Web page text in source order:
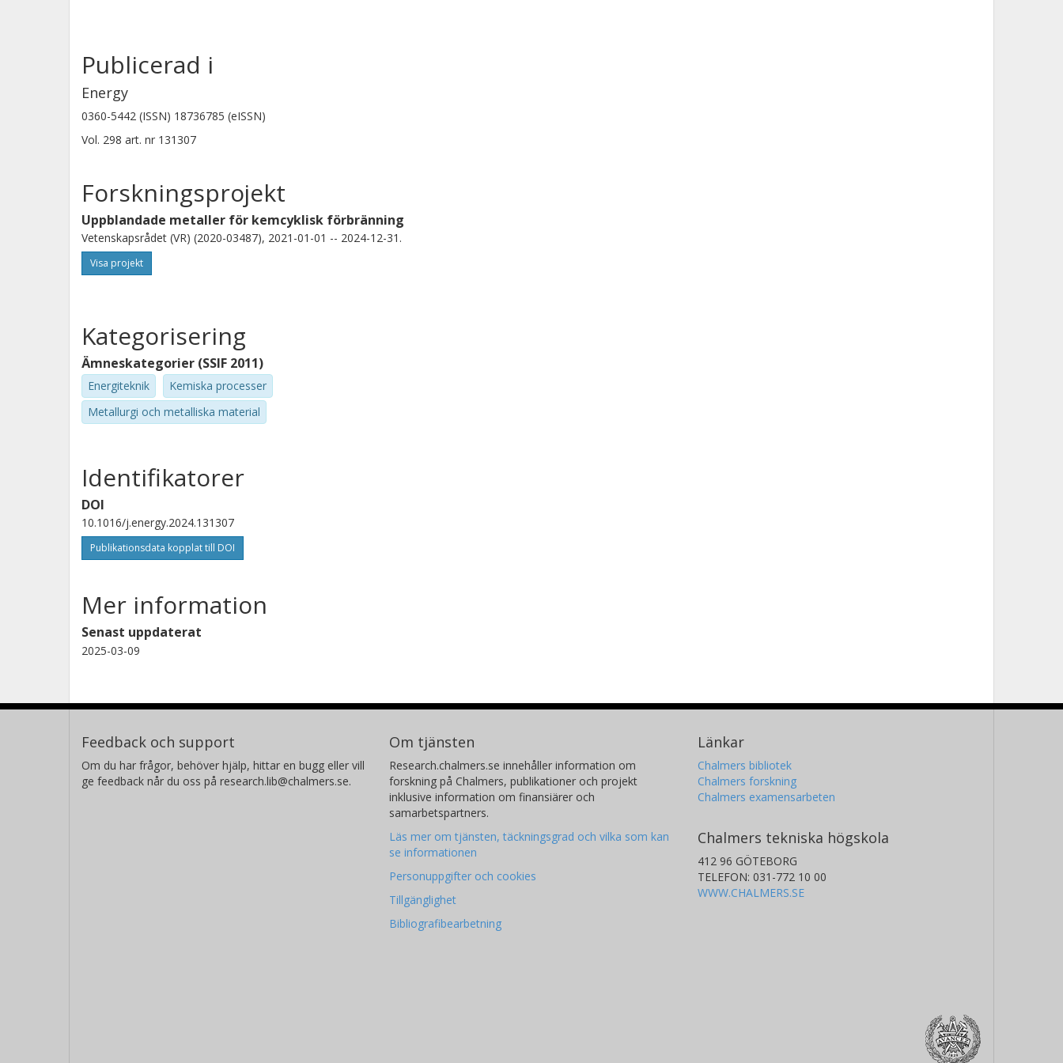
Publicerad i
Energy
0360-5442 (ISSN) 18736785 (eISSN)
Vol. 298 art. nr 131307
Forskningsprojekt
Uppblandade metaller för kemcyklisk förbränning
Vetenskapsrådet (VR) (2020-03487), 2021-01-01 -- 2024-12-31.
Visa projekt
Kategorisering
Ämneskategorier (SSIF 2011)
Energiteknik
Kemiska processer
Metallurgi och metalliska material
Identifikatorer
DOI
10.1016/j.energy.2024.131307
Publikationsdata kopplat till DOI
Mer information
Senast uppdaterat
2025-03-09
Feedback och support
Om du har frågor, behöver hjälp, hittar en bugg eller vill
ge feedback når du oss på research.lib@chalmers.se.
Om tjänsten
Research.chalmers.se innehåller information om
forskning på Chalmers, publikationer och projekt
inklusive information om finansiärer och
samarbetspartners.
Läs mer om tjänsten, täckningsgrad och vilka som kan
se informationen
Personuppgifter och cookies
Tillgänglighet
Bibliografibearbetning
Länkar
Chalmers bibliotek
Chalmers forskning
Chalmers examensarbeten
Chalmers tekniska högskola
412 96 GÖTEBORG
TELEFON: 031-772 10 00
WWW.CHALMERS.SE